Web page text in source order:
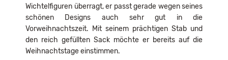
Wichtelfiguren überragt, er passt gerade wegen seines
schönen Designs auch sehr gut in die
Vorweihnachtszeit. Mit seinem prächtigen Stab und
den reich gefüllten Sack möchte er bereits auf die
Weihnachtstage einstimmen.